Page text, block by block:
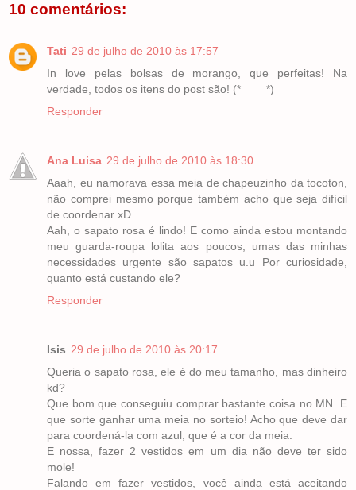
10 comentários:
Tati 29 de julho de 2010 às 17:57
In love pelas bolsas de morango, que perfeitas! Na
verdade, todos os itens do post são! (*____*)
Responder
Ana Luisa 29 de julho de 2010 às 18:30
Aaah, eu namorava essa meia de chapeuzinho da tocoton,
não comprei mesmo porque também acho que seja difícil
de coordenar xD
Aah, o sapato rosa é lindo! E como ainda estou montando
meu guarda-roupa lolita aos poucos, umas das minhas
necessidades urgente são sapatos u.u Por curiosidade,
quanto está custando ele?
Responder
Isis 29 de julho de 2010 às 20:17
Queria o sapato rosa, ele é do meu tamanho, mas dinheiro
kd?
Que bom que conseguiu comprar bastante coisa no MN. E
que sorte ganhar uma meia no sorteio! Acho que deve dar
para coordená-la com azul, que é a cor da meia.
E nossa, fazer 2 vestidos em um dia não deve ter sido
mole!
Falando em fazer vestidos, você ainda está aceitando